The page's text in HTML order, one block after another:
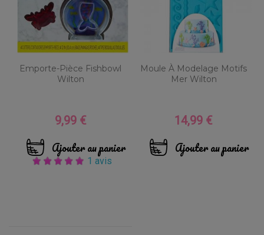
Emporte-Pièce Fishbowl
Wilton
Prix
9,99 €
Ajouter au panier
1 avis
Moule À Modelage Motifs
Mer Wilton
Prix
14,99 €
Ajouter au panier